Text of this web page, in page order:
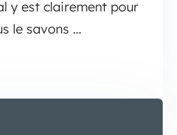
y est clairement pour
le savons ...